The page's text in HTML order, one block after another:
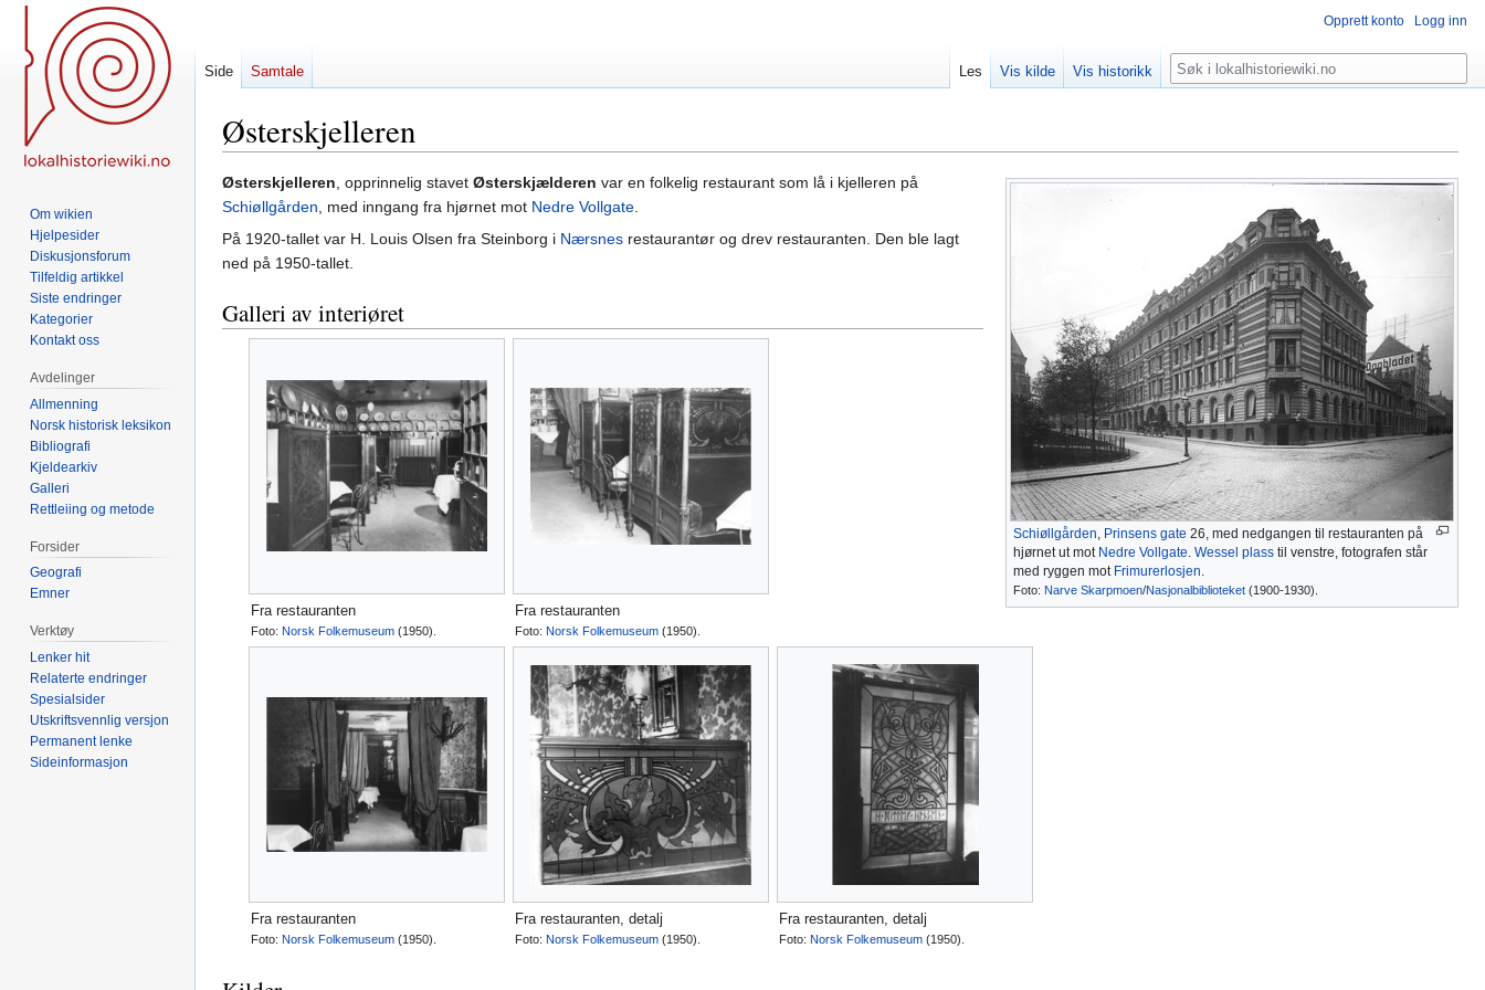
Østerskjelleren
Hopp
til
navigering
Hopp
til
søk
Schiøllgården, Prinsens gate 26, med nedgangen til restauranten på
hjørnet ut mot Nedre Vollgate. Wessel plass til venstre, fotografen står
med ryggen mot Frimurerlosjen.
Foto: Narve Skarpmoen/Nasjonalbiblioteket (1900-1930).
Østerskjelleren, opprinnelig stavet Østerskjælderen var en folkelig restaurant som lå i kjelleren på
Schiøllgården, med inngang fra hjørnet mot Nedre Vollgate.
På 1920-tallet var H. Louis Olsen fra Steinborg i Nærsnes restaurantør og drev restauranten. Den ble lagt
ned på 1950-tallet.
Galleri av interiøret
Fra restauranten
Foto:Norsk Folkemuseum (1950).
Fra restauranten
Foto:Norsk Folkemuseum (1950).
Fra restauranten
Foto:Norsk Folkemuseum (1950).
Fra restauranten, detalj
Foto:Norsk Folkemuseum (1950).
Fra restauranten, detalj
Foto:Norsk Folkemuseum (1950).
Opprett konto Logg inn
Side Samtale Les Vis kilde Vis historikk Søk
Om wikien
Hjelpesider
Diskusjonsforum
Tilfeldig artikkel
Siste endringer
Kategorier
Kontakt oss
Avdelinger
Allmenning
Norsk historisk leksikon
Bibliografi
Kjeldearkiv
Galleri
Rettleiing og metode
Forsider
Geografi
Emner
Verktøy
Lenker hit
Relaterte endringer
Spesialsider
Utskriftsvennlig versjon
Permanent lenke
Sideinformasjon